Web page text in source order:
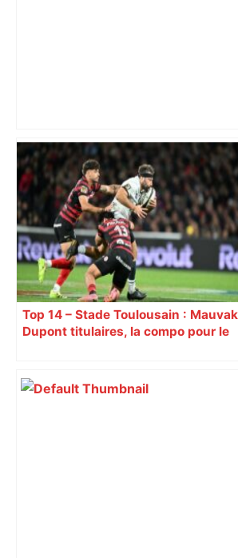
Bilan du marché du logement neuf :
une lueur d'espoir pour l'immobilier
Toulouse ? – Actu.fr
Top 14 – Stade Toulousain :
Dupont titulaires, la compo pour le